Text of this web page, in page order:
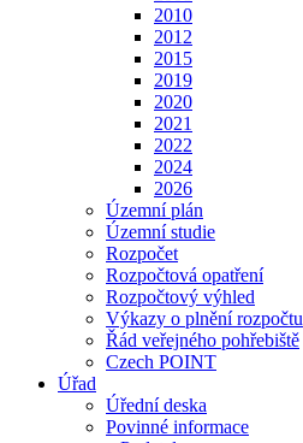
2010
2012
2015
2019
2020
2021
2022
2024
2026
Územní plán
Územní studie
Rozpočet
Rozpočtová opatření
Rozpočtový výhled
Výkazy o plnění rozpočtu
Řád veřejného pohřebiště
Czech POINT
Úřad
Úřední deska
Povinné informace